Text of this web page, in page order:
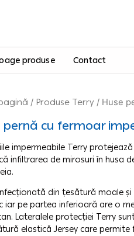
produse Contact
/ Produse Terry/ Huse
pernă cu fermoar
impermeabile Terry
infiltrarea de mirosuri în husa
din țesătură moale
iar pe partea inferioară are o
Lateralele protecției Terry
elastică Jersey care